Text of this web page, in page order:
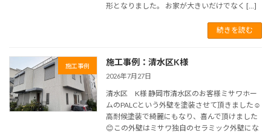
形となりました。 お家が大きいだけでなく […]
続きを読む
施工事例 施工事例：清水区K様
2026年7月27日
清水区 K様 静岡市清水区のお客様ミサワホー
ムのPALCという外壁を塗装させて頂きました☺️
高耐候塗装で綺麗にもなり、喜んで頂けました
😊この外壁はミサワ独自のセラミック外壁にな